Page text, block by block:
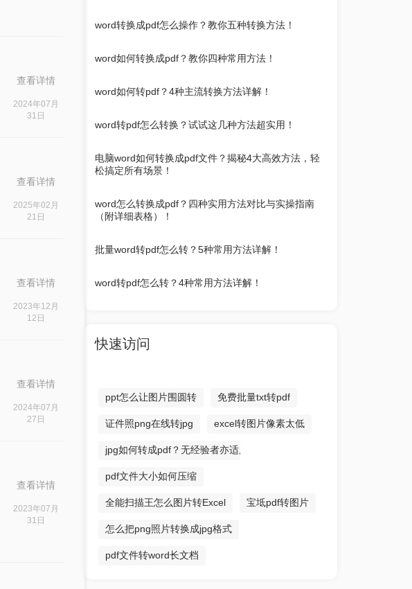
查看详情
2024年07月
31日
查看详情
2025年02月
21日
查看详情
2023年12月
12日
查看详情
2024年07月
27日
查看详情
2023年07月
31日
word转换成pdf怎么操作？教你五种转换方法！
word如何转换成pdf？教你四种常用方法！
word如何转pdf？4种主流转换方法详解！
word转pdf怎么转换？试试这几种方法超实用！
电脑word如何转换成pdf文件？揭秘4大高效方法，轻
松搞定所有场景！
word怎么转换成pdf？四种实用方法对比与实操指南
（附详细表格）！
批量word转pdf怎么转？5种常用方法详解！
word转pdf怎么转？4种常用方法详解！
快速访问
ppt怎么让图片围圆转 免费批量txt转pdf
证件照png在线转jpg excel转图片像素太低
jpg如何转成pdf？无经验者亦适用
pdf文件大小如何压缩
全能扫描王怎么图片转Excel 宝坻pdf转图片
怎么把png照片转换成jpg格式
pdf文件转word长文档